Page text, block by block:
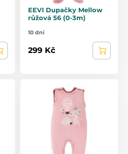
EEVI Dupačky Mellow
růžová 56 (0-3m)
10 dní
299 Kč